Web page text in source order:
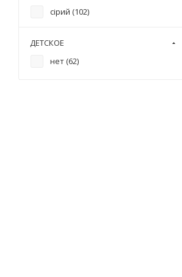
сірий (102)
фіолетовий (
червоний (
ДЕТСКОЕ
нет (62)